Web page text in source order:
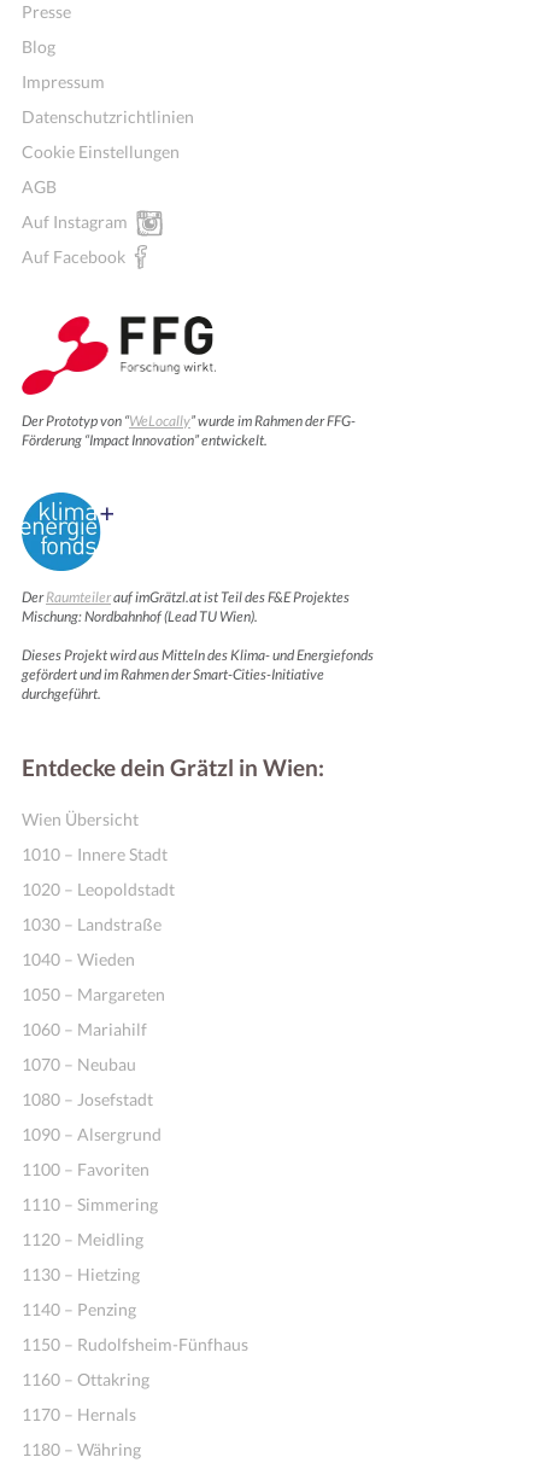
Mitglieder für Vereine, Initiativen
Presse
Blog
Impressum
Datenschutzrichtlinien
Cookie Einstellungen
AGB
Auf Instagram
Auf Facebook
Der Prototyp von “WeLocally” wurde im Rahmen der FFG-
Förderung “Impact Innovation” entwickelt.
DerRaumteilerauf imGrätzl.at ist Teil des F&E Projektes
Mischung: Nordbahnhof (Lead TU Wien).
Dieses Projekt wird aus Mitteln des Klima- und Energiefonds
gefördert und im Rahmen der Smart-Cities-Initiative
durchgeführt.
Entdecke dein Grätzl in Wien:
Wien Übersicht
1010 – Innere Stadt
1020 – Leopoldstadt
1030 – Landstraße
1040 – Wieden
1050 – Margareten
1060 – Mariahilf
1070 – Neubau
1080 – Josefstadt
1090 – Alsergrund
1100 – Favoriten
1110 – Simmering
1120 – Meidling
1130 – Hietzing
1140 – Penzing
1150 – Rudolfsheim-Fünfhaus
1160 – Ottakring
1170 – Hernals
1180 – Währing